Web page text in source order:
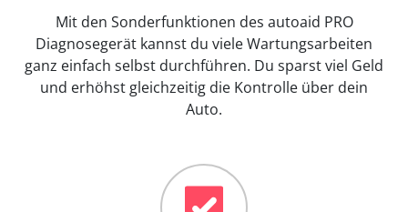
Mit den Sonderfunktionen des autoaid PRO
Diagnosegerät kannst du viele Wartungsarbeiten
ganz einfach selbst durchführen. Du sparst viel Geld
und erhöhst gleichzeitig die Kontrolle über dein
Auto.